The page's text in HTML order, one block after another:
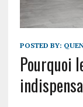
POSTED BY:
Pourquoi